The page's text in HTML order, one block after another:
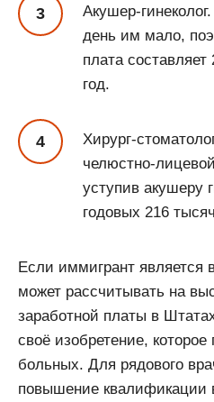
Акушер-
день им мало,
плата
год.
Хирург-
челюстно-
уступив акушеру
годовых 216
Если иммигрант
может рассчитывать на
заработной платы в
своё изобретение,
больных. Для рядового
повышение квалификации